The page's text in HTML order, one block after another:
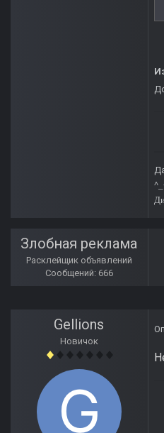
Злобная реклама
Расклейщик объявлений
Сообщений: 666
Gellions
Новичок